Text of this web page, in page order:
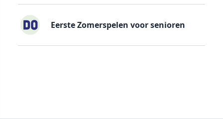
Eerste Zomerspelen voor senioren